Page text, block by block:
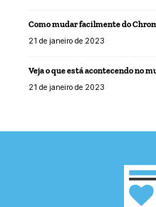
Como mudar facilmente do
21 de janeiro de 2023
Veja o que está acontecendo no
21 de janeiro de 2023